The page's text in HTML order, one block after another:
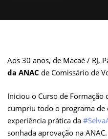
Aos 30 anos, de Macaé / RJ,
da ANAC de Comissário de
Iniciou o Curso de Formação
cumpriu todo o programa de
experiência prática da
sonhada aprovação na ANAC.